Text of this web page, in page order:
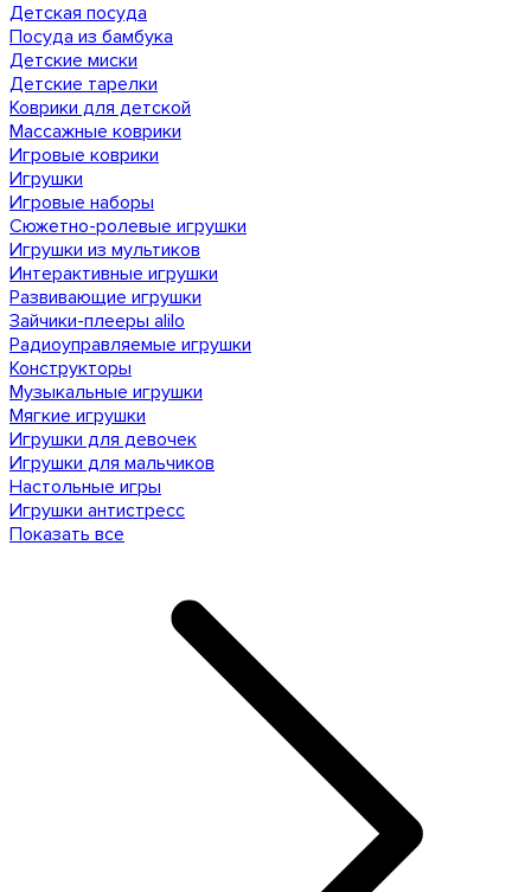
Детская посуда
Посуда из бамбука
Детские миски
Детские тарелки
Коврики для детской
Массажные коврики
Игровые коврики
Игрушки
Игровые наборы
Сюжетно-ролевые игрушки
Игрушки из мультиков
Интерактивные игрушки
Развивающие игрушки
Зайчики-плееры alilo
Радиоуправляемые игрушки
Конструкторы
Музыкальные игрушки
Мягкие игрушки
Игрушки для девочек
Игрушки для мальчиков
Настольные игры
Игрушки антистресс
Показать все